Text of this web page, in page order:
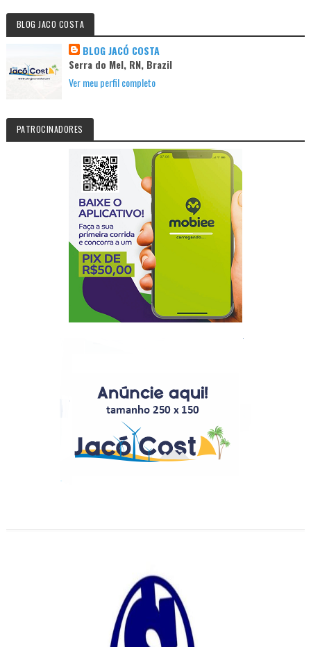
BLOG JACO COSTA
BLOG JACÓ COSTA
Serra do Mel, RN, Brazil
Ver meu perfil completo
PATROCINADORES